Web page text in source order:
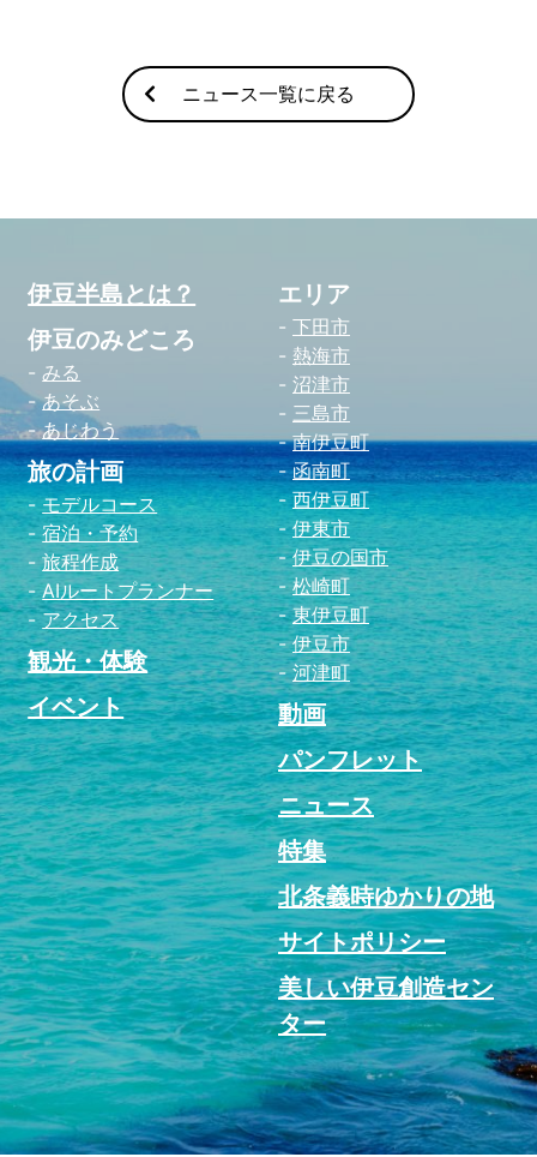
ニュース一覧に戻る
伊豆半島とは？
伊豆のみどころ
みる
あそぶ
あじわう
旅の計画
モデルコース
宿泊・予約
旅程作成
AIルートプランナー
アクセス
観光・体験
イベント
エリア
下田市
熱海市
沼津市
三島市
南伊豆町
函南町
西伊豆町
伊東市
伊豆の国市
松崎町
東伊豆町
伊豆市
河津町
動画
パンフレット
ニュース
特集
北条義時ゆかりの地
サイトポリシー
美しい伊豆創造セン
ター